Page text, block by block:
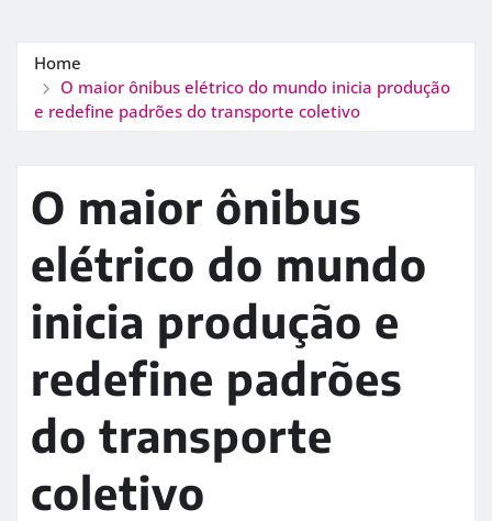
Home
O maior ônibus elétrico do mundo inicia produção
e redefine padrões do transporte coletivo
O maior ônibus
elétrico do mundo
inicia produção e
redefine padrões
do transporte
coletivo